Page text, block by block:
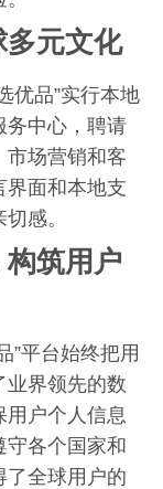
元文化
优品”实行本地
务中心，聘请
市场营销和客
界面和本地支
感。
筑用户
”平台始终把用
业界领先的数
户个人信息
守各个国家和
了全球用户的